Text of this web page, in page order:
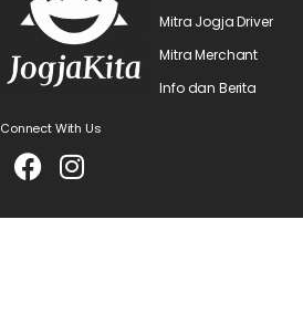
Connect With Us
Mitra Jogja Driver
Mitra Merchant
Info dan Berita